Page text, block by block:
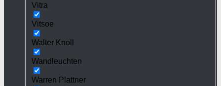
Vitra
Vitsoe
Walter Knoll
Wandleuchten
Warren Plattner